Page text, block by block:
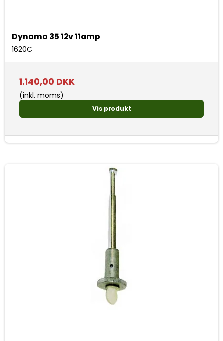
Dynamo 35 12v 11amp
1620C
1.140,00 DKK
(inkl. moms)
Vis produkt